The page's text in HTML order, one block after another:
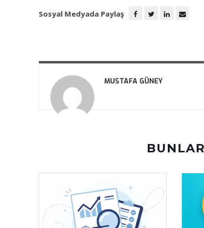
Sosyal Medyada Paylaş
MUSTAFA GÜNEY